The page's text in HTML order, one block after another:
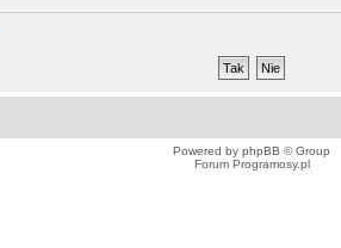
Powered by phpBB © Group
Forum Programosy.pl